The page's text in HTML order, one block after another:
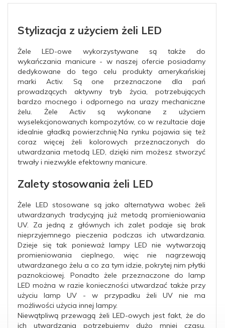
Stylizacja z użyciem żeli LED
Żele LED-owe wykorzystywane są także do
wykańczania manicure - w naszej ofercie posiadamy
dedykowane do tego celu produkty amerykańskiej
marki Activ. Są one przeznaczone dla pań
prowadzących aktywny tryb życia, potrzebujących
bardzo mocnego i odpornego na urazy mechaniczne
żelu. Żele Activ są wykonane z użyciem
wyselekcjonowanych kompozytów, co w rezultacie daje
idealnie gładką powierzchnię.Na rynku pojawia się też
coraz więcej żeli kolorowych przeznaczonych do
utwardzania metodą LED, dzięki nim możesz stworzyć
trwały i niezwykle efektowny manicure.
Zalety stosowania żeli LED
Żele LED stosowane są jako alternatywa wobec żeli
utwardzanych tradycyjną już metodą promieniowania
UV. Za jedną z głównych ich zalet podaje się brak
nieprzyjemnego pieczenia podczas ich utwardzania.
Dzieje się tak ponieważ lampy LED nie wytwarzają
promieniowania cieplnego, więc nie nagrzewają
utwardzanego żelu a co za tym idzie, pokrytej nim płytki
paznokciowej. Ponadto żele przeznaczone do lamp
LED można w razie konieczności utwardzać także przy
użyciu lamp UV - w przypadku żeli UV nie ma
możliwości użycia innej lampy.
Niewątpliwą przewagą żeli LED-owych jest fakt, że do
ich utwardzania potrzebujemy dużo mniej czasu.